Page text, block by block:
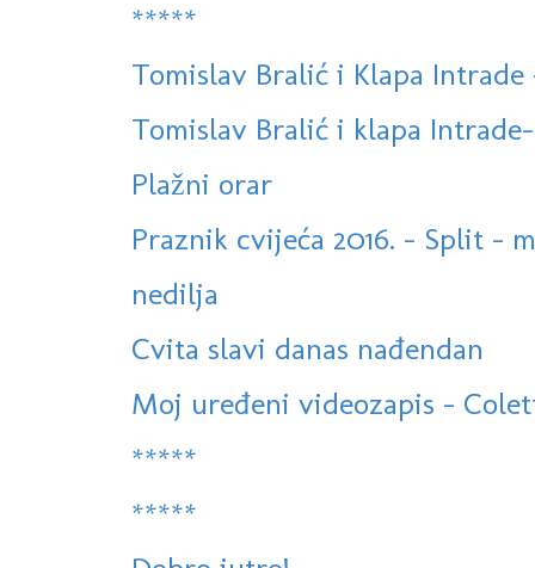
*****
Tomislav Bralić i Klapa Intrade
Tomislav Bralić i klapa
Plažni orar
Praznik cvijeća 2016. - Split -
nedilja
Cvita slavi danas nađendan
Moj uređeni videozapis -
*****
*****